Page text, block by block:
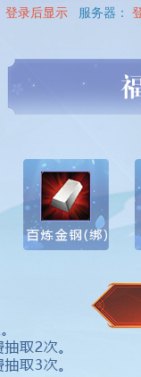
登录后显示 服务器：